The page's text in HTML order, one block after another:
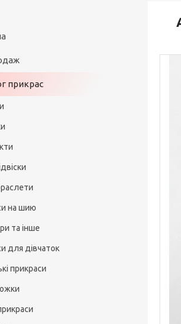
прикрас
на шию
та інше
для дівчаток
прикраси